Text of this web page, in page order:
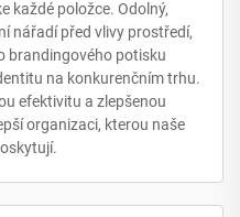
každé položce. Odolný,
nářadí před vlivy prostředí,
brandingového potisku
na konkurenčním trhu.
efektivitu a zlepšenou
organizaci, kterou naše